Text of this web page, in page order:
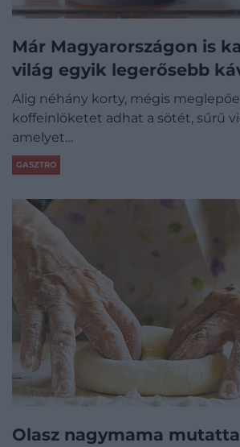
Már Magyarországon is
világ egyik legerősebb
Alig néhány korty, mégis
koffeinlöketet adhat a sötét, sűrű
amelyet…
GASZTRO
Olasz nagymama